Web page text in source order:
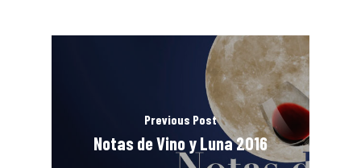
Previous Post
Notas de Vino y Luna 2016